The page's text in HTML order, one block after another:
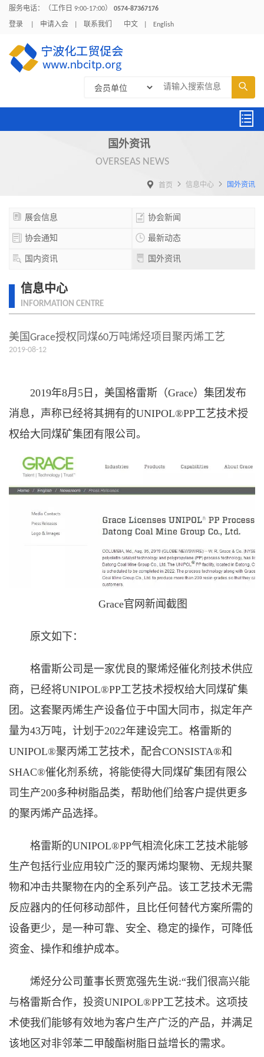
服务电话：（工作日 9:00-17:00） 0574-87367176
登录 申请入会 联系我们 中文 English


国外资讯
OVERSEAS NEWS
 首页  信息中心  国外资讯
 展会信息  协会新闻
 协会通知  最新动态
 国内资讯  国外资讯
信息中心
INFORMATION CENTRE
美国Grace授权同煤60万吨烯烃项目聚丙烯工艺
2019-08-12
2019年8月5日，美国格雷斯（Grace）集团发布
消息，声称已经将其拥有的UNIPOL®PP工艺技术授
权给大同煤矿集团有限公司。
Grace官网新闻截图
原文如下：
格雷斯公司是一家优良的聚烯烃催化剂技术供应
商，已经将UNIPOL®PP工艺技术授权给大同煤矿集
团。这套聚丙烯生产设备位于中国大同市，拟定年产
量为43万吨，计划于2022年建设完工。格雷斯的
UNIPOL®聚丙烯工艺技术，配合CONSISTA®和
SHAC®催化剂系统，将能使得大同煤矿集团有限公
司生产200多种树脂品类，帮助他们给客户提供更多
的聚丙烯产品选择。
格雷斯的UNIPOL®PP气相流化床工艺技术能够
生产包括行业应用较广泛的聚丙烯均聚物、无规共聚
物和冲击共聚物在内的全系列产品。该工艺技术无需
反应器内的任何移动部件，且比任何替代方案所需的
设备更少，是一种可靠、安全、稳定的操作，可降低
资金、操作和维护成本。
烯烃分公司董事长贾宽强先生说:“我们很高兴能
与格雷斯合作，投资UNIPOL®PP工艺技术。这项技
术使我们能够有效地为客户生产广泛的产品，并满足
该地区对非邻苯二甲酸酯树脂日益增长的需求。